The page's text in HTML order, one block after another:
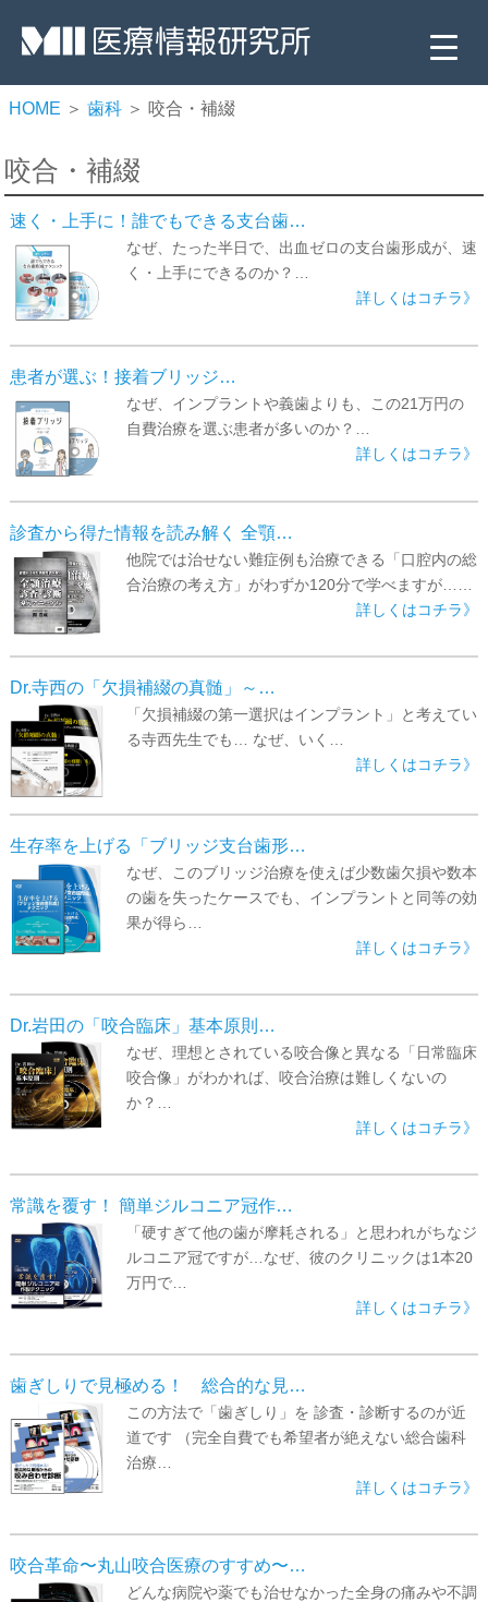
HOME ＞ 歯科 ＞ 咬合・補綴
咬合・補綴
速く・上手に！誰でもできる支台歯…
なぜ、たった半日で、出血ゼロの支台歯形成が、速
く・上手にできるのか？…
詳しくはコチラ》
患者が選ぶ！接着ブリッジ…
なぜ、インプラントや義歯よりも、この21万円の
自費治療を選ぶ患者が多いのか？…
詳しくはコチラ》
診査から得た情報を読み解く 全顎…
他院では治せない難症例も治療できる「口腔内の総
合治療の考え方」がわずか120分で学べますが……
詳しくはコチラ》
Dr.寺西の「欠損補綴の真髄」～…
「欠損補綴の第一選択はインプラント」と考えてい
る寺西先生でも… なぜ、いく…
詳しくはコチラ》
生存率を上げる「ブリッジ支台歯形…
なぜ、このブリッジ治療を使えば少数歯欠損や数本
の歯を失ったケースでも、インプラントと同等の効
果が得ら…
詳しくはコチラ》
Dr.岩田の「咬合臨床」基本原則…
なぜ、理想とされている咬合像と異なる「日常臨床
咬合像」がわかれば、咬合治療は難しくないの
か？…
詳しくはコチラ》
常識を覆す！ 簡単ジルコニア冠作…
「硬すぎて他の歯が摩耗される」と思われがちなジ
ルコニア冠ですが…なぜ、彼のクリニックは1本20
万円で…
詳しくはコチラ》
歯ぎしりで見極める！ 総合的な見…
この方法で「歯ぎしり」を 診査・診断するのが近
道です （完全自費でも希望者が絶えない総合歯科
治療…
詳しくはコチラ》
咬合革命〜丸山咬合医療のすすめ〜…
どんな病院や薬でも治せなかった全身の痛みや不調
▼
▼
▼
▼
▼
▼